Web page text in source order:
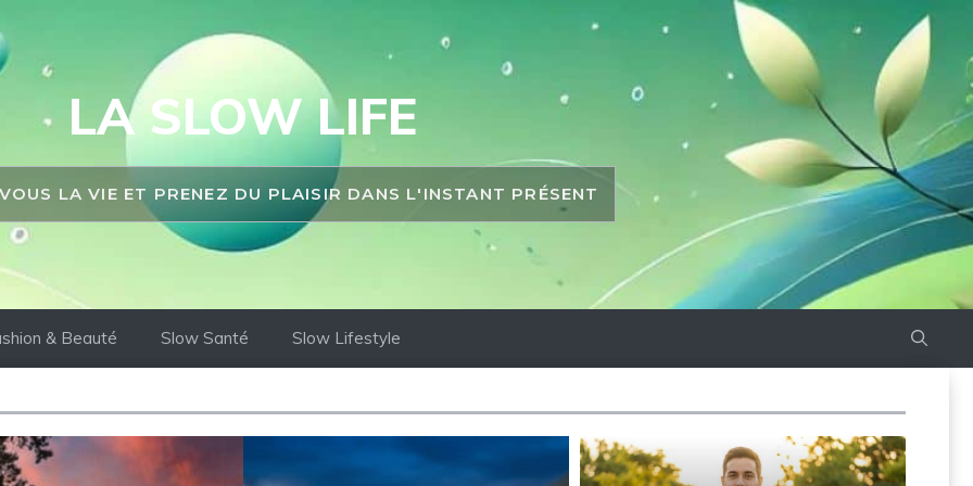
LA SLOW LIFE
LA VIE ET PRENEZ DU PLAISIR DANS L'INSTANT PRÉSENT
& Beauté Slow Santé Slow Lifestyle